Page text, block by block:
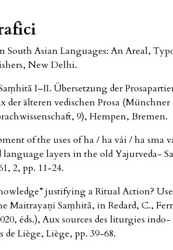
South Asian Languages: An Areal,
New Delhi.
I–II. Übersetzung der
älteren vedischen Prosa (Münchner
9), Hempen, Bremen.
of the uses of ha / ha vái / ha sma
layers in the old Yajurveda-
2, pp. 11-24.
justifying a Ritual Action?
Maitrayaṇi Saṃhitā, in Redard, C.,
éds.), Aux sources des liturgies indo-
de Liège, Liège, pp. 39-68.